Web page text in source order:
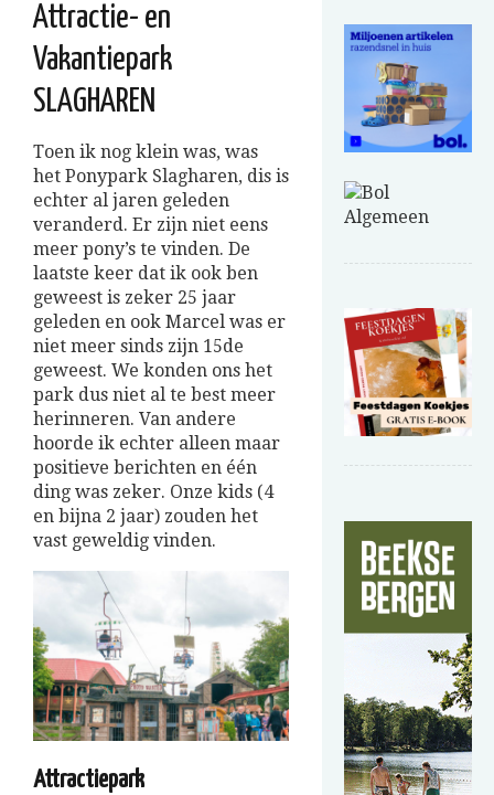
Attractie- en
Vakantiepark
SLAGHAREN
Toen ik nog klein was, was
het Ponypark Slagharen, dis is
echter al jaren geleden
veranderd. Er zijn niet eens
meer pony’s te vinden. De
laatste keer dat ik ook ben
geweest is zeker 25 jaar
geleden en ook Marcel was er
niet meer sinds zijn 15de
geweest. We konden ons het
park dus niet al te best meer
herinneren. Van andere
hoorde ik echter alleen maar
positieve berichten en één
ding was zeker. Onze kids (4
en bijna 2 jaar) zouden het
vast geweldig vinden.
Attractiepark